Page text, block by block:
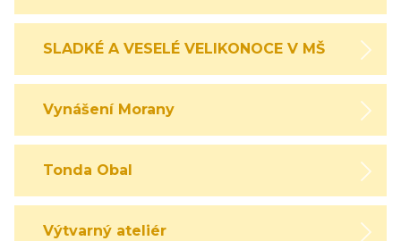
SLADKÉ A VESELÉ VELIKONOCE V MŠ
Vynášení Morany
Tonda Obal
Výtvarný ateliér